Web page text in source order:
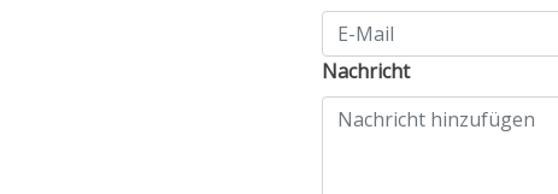
Nachricht